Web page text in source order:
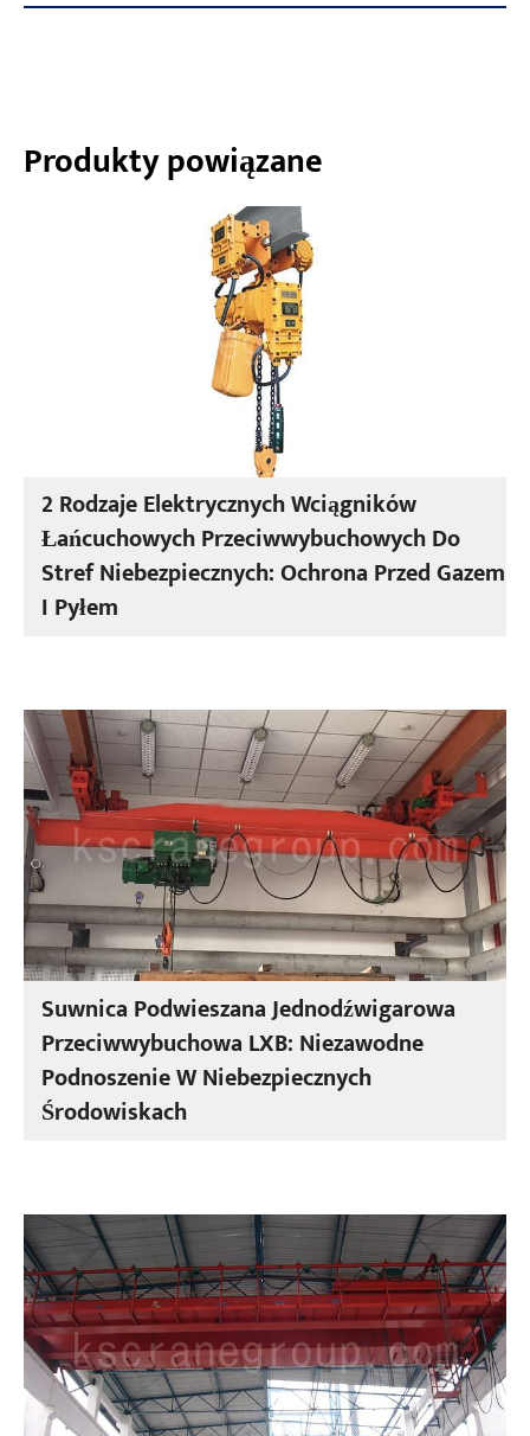
Produkty powiązane
2 Rodzaje Elektrycznych Wciągników
Łańcuchowych Przeciwwybuchowych Do
Stref Niebezpiecznych: Ochrona Przed Gazem
I Pyłem
Suwnica Podwieszana Jednodźwigarowa
Przeciwwybuchowa LXB: Niezawodne
Podnoszenie W Niebezpiecznych
Środowiskach